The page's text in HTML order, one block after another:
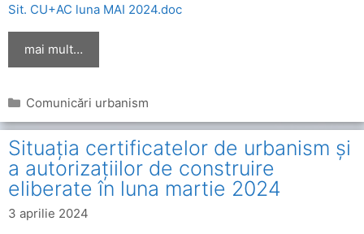
Sit. CU+AC luna MAI 2024.doc
mai mult…
Categorii
Comunicări urbanism
Situația certificatelor de urbanism și
a autorizațiilor de construire
eliberate în luna martie 2024
3 aprilie 2024